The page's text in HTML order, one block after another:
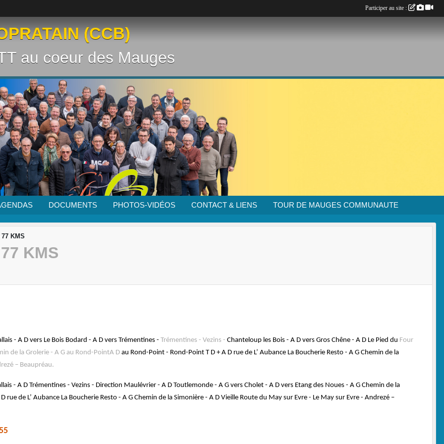
(CCB)
au coeur des Mauges
DOCUMENTS PHOTOS-VIDÉOS CONTACT & LIENS TOUR DE MAUGES COMMUNAUTE
KMS
KMS
- A D vers Le Bois Bodard - A D vers Trémentines - Trémentines - Vezins - Chanteloup les Bois - A D vers Gros Chêne - A D Le Pied du Four
de la Grolerie - A G au Rond-PointA D au Rond-Point - Rond-Point T D + A D rue de L’ Aubance La Boucherie Resto - A G Chemin de la
– Beaupréau.
- A D Trémentines - Vezins - Direction Maulévrier - A D Toutlemonde - A G vers Cholet - A D vers Etang des Noues - A G Chemin de la
de L’ Aubance La Boucherie Resto - A G Chemin de la Simonière - A D Vieille Route du May sur Evre - Le May sur Evre - Andrezé –
Participer au site :